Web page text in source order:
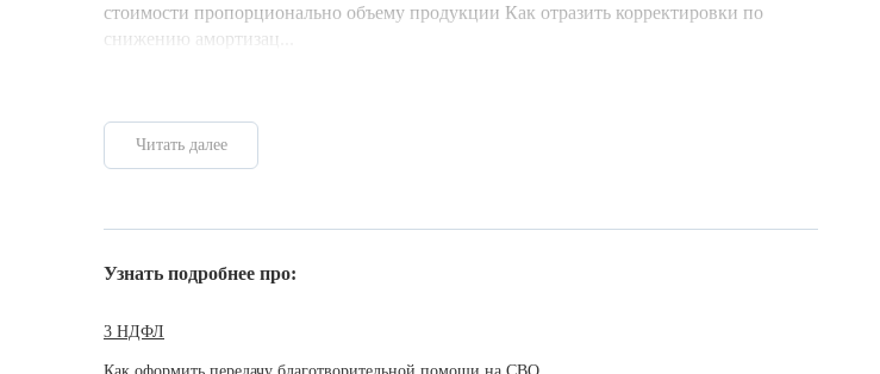
стоимости пропорционально объему продукции Как отразить корректировки по
снижению амортизац...
Читать далее
Узнать подробнее про:
3 НДФЛ